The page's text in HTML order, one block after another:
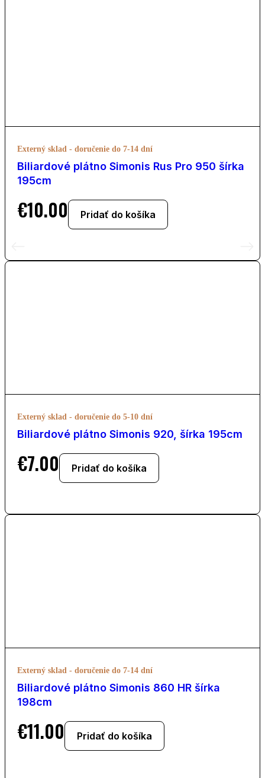
Externý sklad - doručenie do 7-14 dní
Biliardové plátno Simonis Rus Pro 950 šírka
195cm
€10.00 Pridať do košíka
Externý sklad - doručenie do 5-10 dní
Biliardové plátno Simonis 920, šírka 195cm
€7.00 Pridať do košíka
Externý sklad - doručenie do 7-14 dní
Biliardové plátno Simonis 860 HR šírka
198cm
€11.00 Pridať do košíka